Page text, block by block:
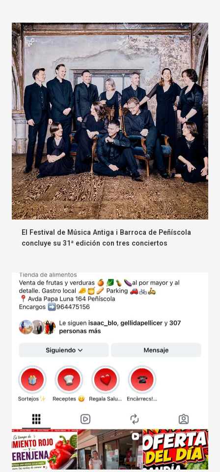
El Festival de Música Antiga i Barroca de Peñíscola
concluye su 31ª edición con tres conciertos